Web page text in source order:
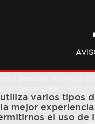
varios tipos
mejor
el uso de